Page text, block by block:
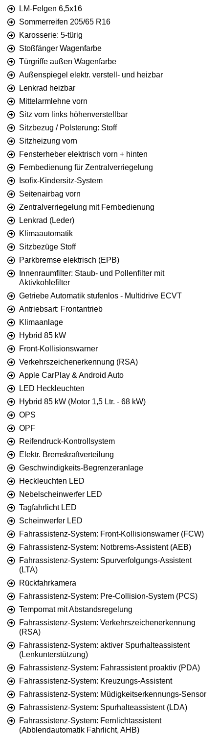
LM-Felgen 6,5x16
Sommerreifen 205/65 R16
Karosserie: 5-türig
Stoßfänger Wagenfarbe
Türgriffe außen Wagenfarbe
Außenspiegel elektr. verstell- und heizbar
Lenkrad heizbar
Mittelarmlehne vorn
Sitz vorn links höhenverstellbar
Sitzbezug / Polsterung: Stoff
Sitzheizung vorn
Fensterheber elektrisch vorn + hinten
Fernbedienung für Zentralverriegelung
Isofix-Kindersitz-System
Seitenairbag vorn
Zentralverriegelung mit Fernbedienung
Lenkrad (Leder)
Klimaautomatik
Sitzbezüge Stoff
Parkbremse elektrisch (EPB)
Innenraumfilter: Staub- und Pollenfilter mit
Aktivkohlefilter
Getriebe Automatik stufenlos - Multidrive ECVT
Antriebsart: Frontantrieb
Klimaanlage
Hybrid 85 kW
Front-Kollisionswarner
Verkehrszeichenerkennung (RSA)
Apple CarPlay & Android Auto
LED Heckleuchten
Hybrid 85 kW (Motor 1,5 Ltr. - 68 kW)
OPS
OPF
Reifendruck-Kontrollsystem
Elektr. Bremskraftverteilung
Geschwindigkeits-Begrenzeranlage
Heckleuchten LED
Nebelscheinwerfer LED
Tagfahrlicht LED
Scheinwerfer LED
Fahrassistenz-System: Front-Kollisionswarner (FCW)
Fahrassistenz-System: Notbrems-Assistent (AEB)
Fahrassistenz-System: Spurverfolgungs-Assistent
(LTA)
Rückfahrkamera
Fahrassistenz-System: Pre-Collision-System (PCS)
Tempomat mit Abstandsregelung
Fahrassistenz-System: Verkehrszeichenerkennung
(RSA)
Fahrassistenz-System: aktiver Spurhalteassistent
(Lenkunterstützung)
Fahrassistenz-System: Fahrassistent proaktiv (PDA)
Fahrassistenz-System: Kreuzungs-Assistent
Fahrassistenz-System: Müdigkeitserkennungs-Sensor
Fahrassistenz-System: Spurhalteassistent (LDA)
Fahrassistenz-System: Fernlichtassistent
(Abblendautomatik Fahrlicht, AHB)